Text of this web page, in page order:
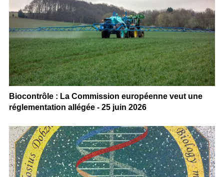
Biocontrôle : La Commission européenne veut une
réglementation allégée - 25 juin 2026